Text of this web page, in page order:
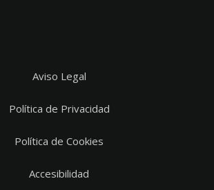
Aviso Legal
Política de Privacidad
Política de Cookies
Accesibilidad